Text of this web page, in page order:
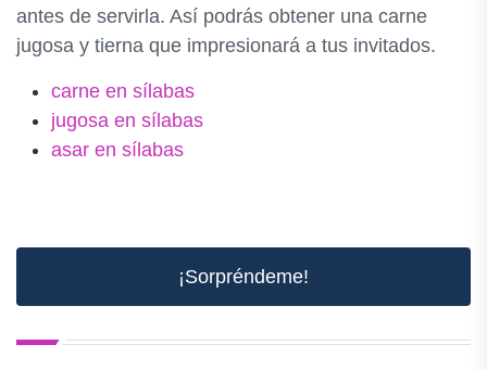
antes de servirla. Así podrás obtener una carne
jugosa y tierna que impresionará a tus invitados.
carne en sílabas
jugosa en sílabas
asar en sílabas
¡Sorpréndeme!